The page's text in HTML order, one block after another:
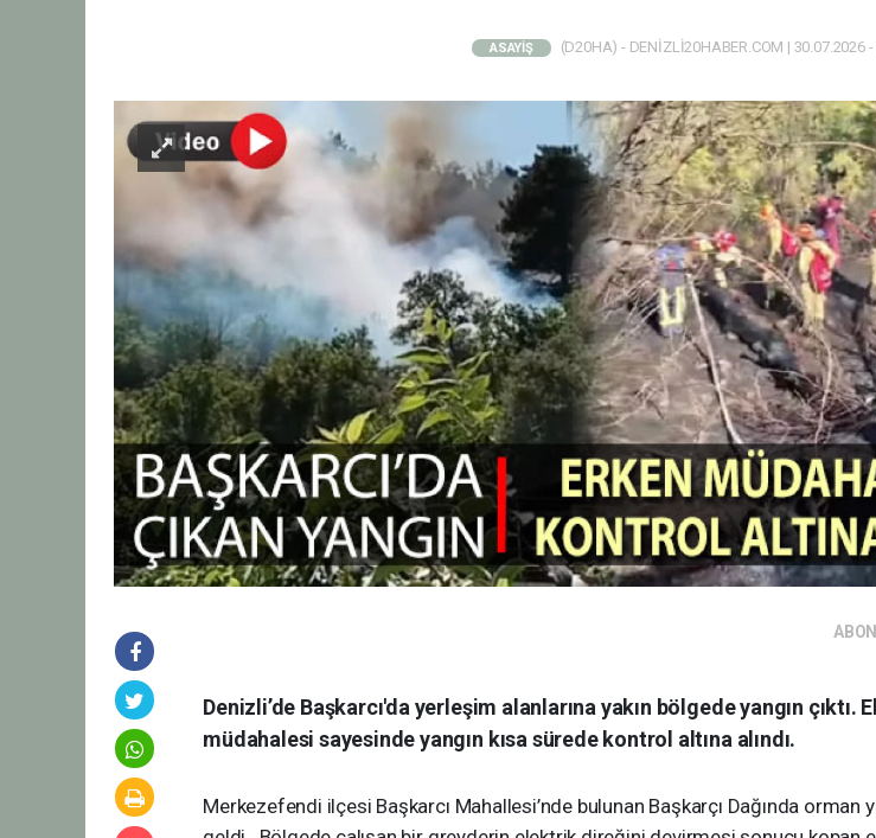
ASAYİŞ (D20HA) - DENİZLİ20HABER.COM | 30.07.2026
Denizli’de Başkarcı'da yerleşim alanlarına yakın bölgede yangın çıktı.
müdahalesi sayesinde yangın kısa sürede kontrol altına alındı.
Merkezefendi ilçesi Başkarcı Mahallesi’nde bulunan Başkarçı Dağında orman